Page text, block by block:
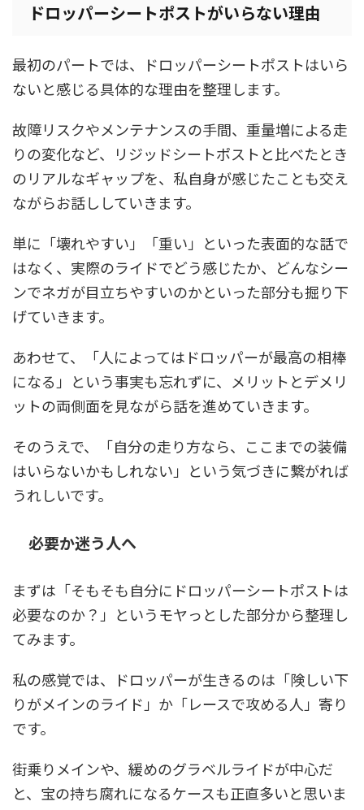
ドロッパーシートポストがいらない理由
最初のパートでは、ドロッパーシートポストはいら
ないと感じる具体的な理由を整理します。
故障リスクやメンテナンスの手間、重量増による走
りの変化など、リジッドシートポストと比べたとき
のリアルなギャップを、私自身が感じたことも交え
ながらお話ししていきます。
単に「壊れやすい」「重い」といった表面的な話で
はなく、実際のライドでどう感じたか、どんなシー
ンでネガが目立ちやすいのかといった部分も掘り下
げていきます。
あわせて、「人によってはドロッパーが最高の相棒
になる」という事実も忘れずに、メリットとデメリ
ットの両側面を見ながら話を進めていきます。
そのうえで、「自分の走り方なら、ここまでの装備
はいらないかもしれない」という気づきに繋がれば
うれしいです。
必要か迷う人へ
まずは「そもそも自分にドロッパーシートポストは
必要なのか？」というモヤっとした部分から整理し
てみます。
私の感覚では、
ドロッパーが生きるのは「険しい下
りがメインのライド」か「レースで攻める人」寄り
です。
街乗りメインや、緩めのグラベルライドが中心だ
と、宝の持ち腐れになるケースも正直多いと思いま